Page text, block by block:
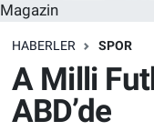
Magazin
HABERLER SPOR
A Milli
ABD’de